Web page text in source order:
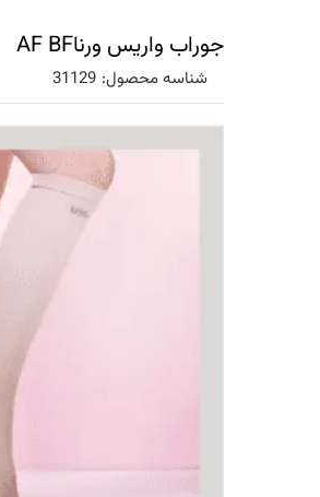
جوراب واریس ورناAF BF
شناسه محصول: 31129